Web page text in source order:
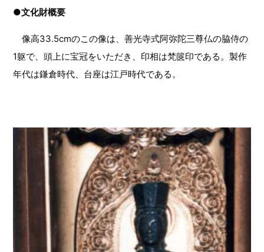
●文化財概要
像高33.5cmのこの像は、善光寺式阿弥陀三尊仏の脇侍の
1躯で、頭上に宝冠をいただき、印相は梵篋印である。製作
年代は鎌倉時代、台座は江戸時代である。